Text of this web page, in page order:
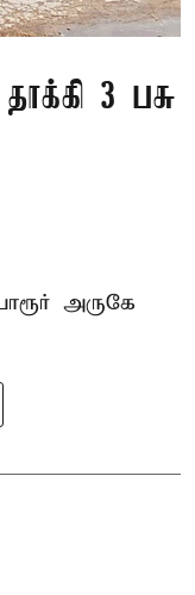
3 பசு
அருகே